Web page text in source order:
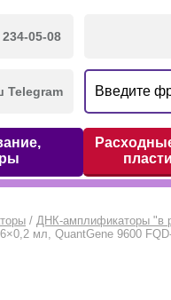
05-08
Telegram
/ ДНК-амплификаторы "в
мл, QuantGene 9600